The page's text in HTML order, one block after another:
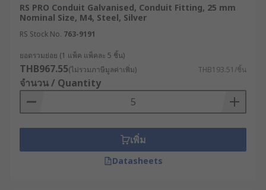
RS PRO Conduit Galvanised, Conduit Fitting, 25 mm
Nominal Size, M4, Steel, Silver
RS Stock No. 763-9191
ยอดรวมย่อย (1 แพ็ค แพ็คละ 5 ชิ้น)
THB967.55(ไม่รวมภาษีมูลค่าเพิ่ม) THB193.51/ชิ้น
จำนวน / Quantity
เพิ่ม
Datasheets